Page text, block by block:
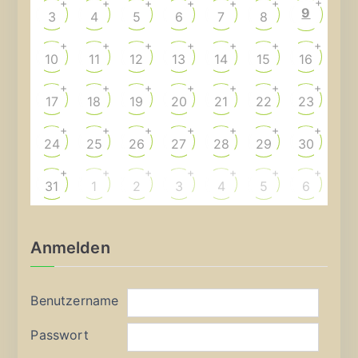
3
+
4
+
5
+
6
+
7
+
8
+
9
10
+
11
+
12
+
13
+
14
+
15
+
16
+
17
+
18
+
19
+
20
+
21
+
22
+
23
+
24
+
25
+
26
+
27
+
28
+
29
+
30
+
31
+
1
+
2
+
3
+
4
+
5
+
6
+
Anmelden
Benutzername
Passwort